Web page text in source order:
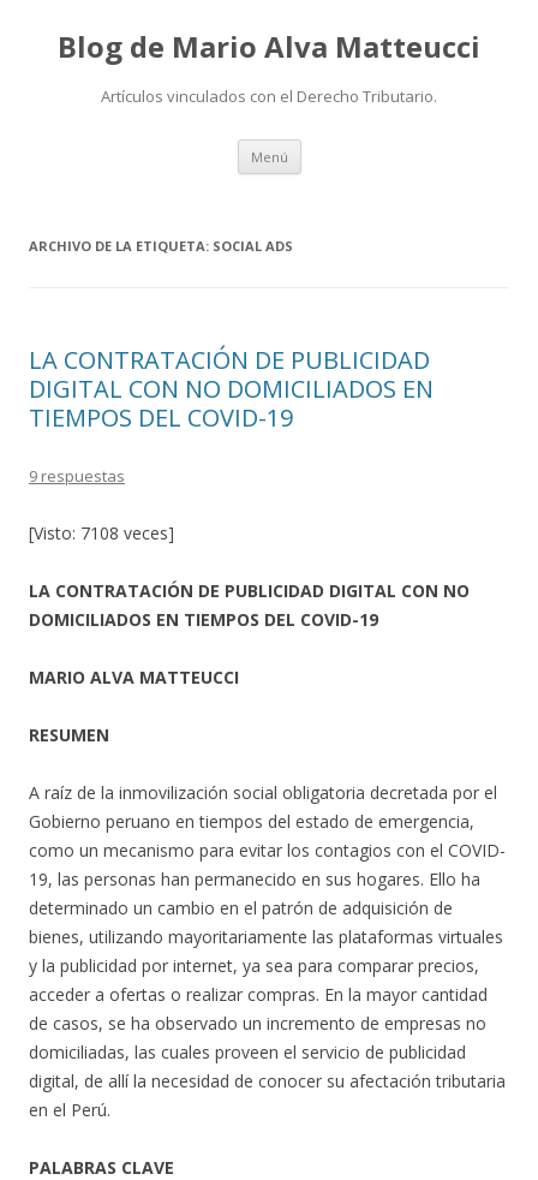
Blog de Mario Alva Matteucci
Artículos vinculados con el Derecho Tributario.
Menú Ir
contenido
ARCHIVO DE LA ETIQUETA: SOCIAL ADS
LA CONTRATACIÓN DE PUBLICIDAD
DIGITAL CON NO DOMICILIADOS EN
TIEMPOS DEL COVID-19
9 respuestas
[Visto: 7108 veces]
LA CONTRATACIÓN DE PUBLICIDAD DIGITAL CON NO
DOMICILIADOS EN TIEMPOS DEL COVID-19
MARIO ALVA MATTEUCCI
RESUMEN
A raíz de la inmovilización social obligatoria decretada por el
Gobierno peruano en tiempos del estado de emergencia,
como un mecanismo para evitar los contagios con el COVID-
19, las personas han permanecido en sus hogares. Ello ha
determinado un cambio en el patrón de adquisición de
bienes, utilizando mayoritariamente las plataformas virtuales
y la publicidad por internet, ya sea para comparar precios,
acceder a ofertas o realizar compras. En la mayor cantidad
de casos, se ha observado un incremento de empresas no
domiciliadas, las cuales proveen el servicio de publicidad
digital, de allí la necesidad de conocer su afectación tributaria
en el Perú.
PALABRAS CLAVE